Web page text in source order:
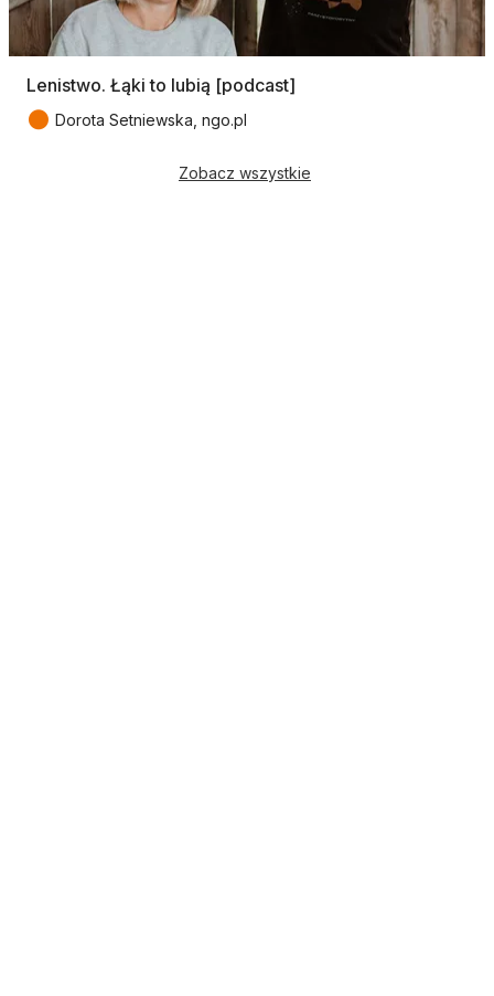
Lenistwo. Łąki to lubią [podcast]
● Dorota Setniewska, ngo.pl
Zobacz wszystkie